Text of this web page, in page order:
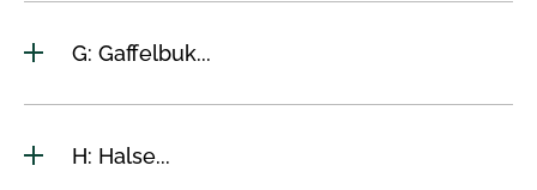
G: Gaffelbuk...
H: Halse...